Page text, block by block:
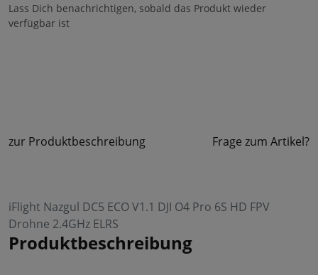
Lass Dich benachrichtigen, sobald das Produkt wieder
verfügbar ist
zur Produktbeschreibung Frage zum Artikel?
iFlight Nazgul DC5 ECO V1.1 DJI O4 Pro 6S HD FPV
Drohne 2.4GHz ELRS
Produktbeschreibung